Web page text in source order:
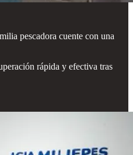
pescadora cuente con una
rápida y efectiva tras